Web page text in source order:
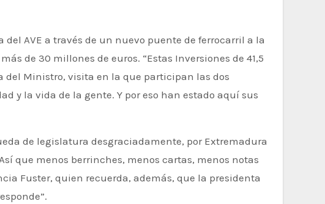
AVE a través de un nuevo puente de ferrocarril a la
de 30 millones de euros. “Estas Inversiones de 41,5
del Ministro, visita en la que participan las dos
y la vida de la gente. Y por eso han estado aquí sus
de legislatura desgraciadamente, por Extremadura
que menos berrinches, menos cartas, menos notas
Fuster, quien recuerda, además, que la presidenta